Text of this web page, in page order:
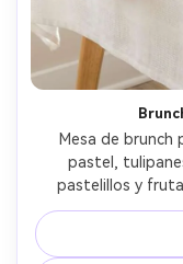
Mesa de brunch
pastel,
pastelillos y
blanco con
luminoso,